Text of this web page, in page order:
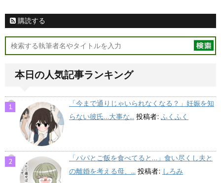
購読する
本日の人気記事ランキング
「今まで通りじゃいられなくなる？」妊娠を知
らない彼氏…大事な... 投稿者: ふくふく
「パパとご飯を食べてると…」食い尽くし夫と
の離婚を考える母、... 投稿者: しろみ